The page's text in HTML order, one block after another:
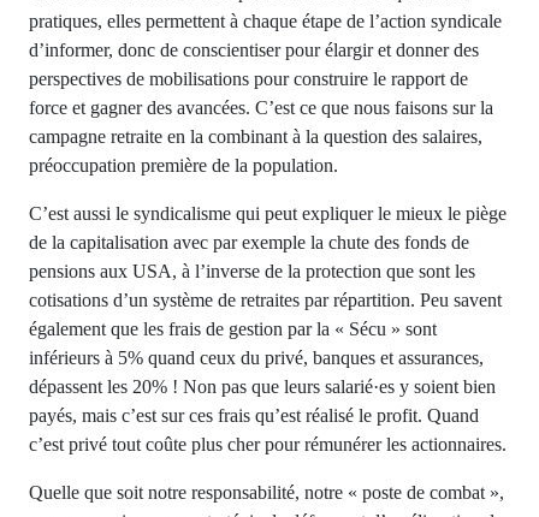
pratiques, elles permettent à chaque étape de l’action syndicale
d’informer, donc de conscientiser pour élargir et donner des
perspectives de mobilisations pour construire le rapport de
force et gagner des avancées. C’est ce que nous faisons sur la
campagne retraite en la combinant à la question des salaires,
préoccupation première de la population.
C’est aussi le syndicalisme qui peut expliquer le mieux le piège
de la capitalisation avec par exemple la chute des fonds de
pensions aux USA, à l’inverse de la protection que sont les
cotisations d’un système de retraites par répartition. Peu savent
également que les frais de gestion par la « Sécu » sont
inférieurs à 5% quand ceux du privé, banques et assurances,
dépassent les 20% ! Non pas que leurs salarié·es y soient bien
payés, mais c’est sur ces frais qu’est réalisé le profit. Quand
c’est privé tout coûte plus cher pour rémunérer les actionnaires.
Quelle que soit notre responsabilité, notre « poste de combat »,